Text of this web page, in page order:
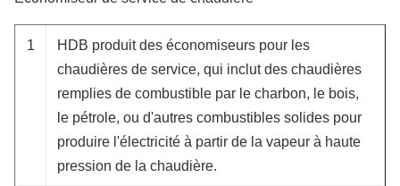
1
HDB produit des économiseurs pour les
chaudières de service, qui inclut des chaudières
remplies de combustible par le charbon, le bois,
le pétrole, ou d'autres combustibles solides pour
produire l'électricité à partir de la vapeur à haute
pression de la chaudière.